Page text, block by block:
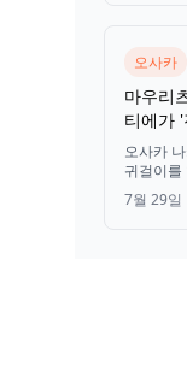
오사카
마우리
티에가
를 위해
이스 한
오사카
귀걸이
브랜드
미술관이
7월 29일